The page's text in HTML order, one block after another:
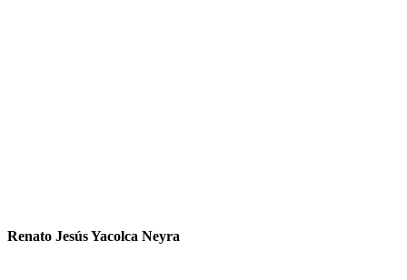
Renato Jesús Yacolca Neyra